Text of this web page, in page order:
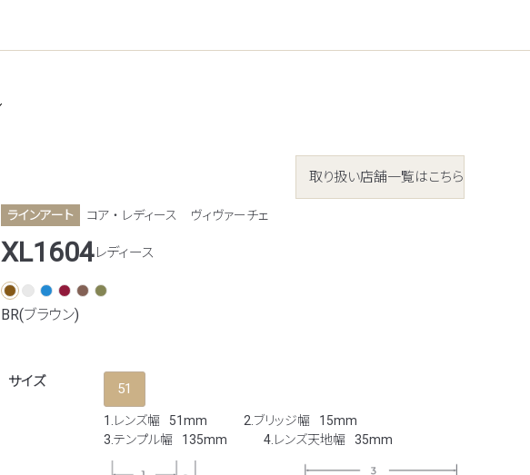
取り扱い店舗一覧はこちら
ラインアート コア ・ レディース ヴィヴァーチェ
XL1604レディース
BR(ブラウン)
サイズ 51
1.レンズ幅 51mm 2.ブリッジ幅
15mm
3.テンプル幅
135mm 4.レンズ天地幅 35mm